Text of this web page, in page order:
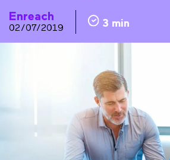
Enreach
02/07/2019 3 min